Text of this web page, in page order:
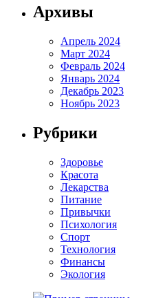
Архивы
Апрель 2024
Март 2024
Февраль 2024
Январь 2024
Декабрь 2023
Ноябрь 2023
Рубрики
Здоровье
Красота
Лекарства
Питание
Привычки
Психология
Спорт
Технология
Финансы
Экология